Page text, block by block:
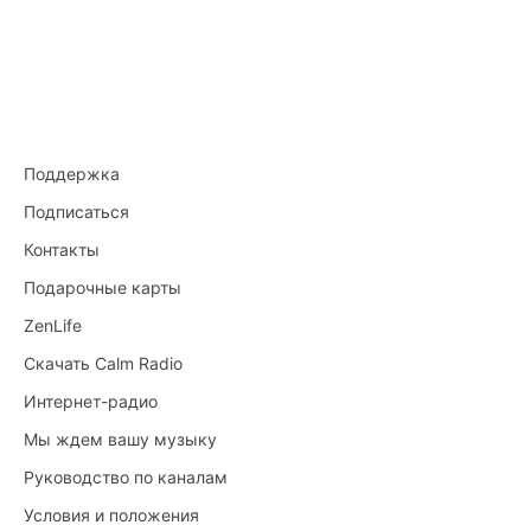
Поддержка
Подписаться
Контакты
Подарочные карты
ZenLife
Скачать Calm Radio
Интернет-радио
Мы ждем вашу музыку
Руководство по каналам
Условия и положения